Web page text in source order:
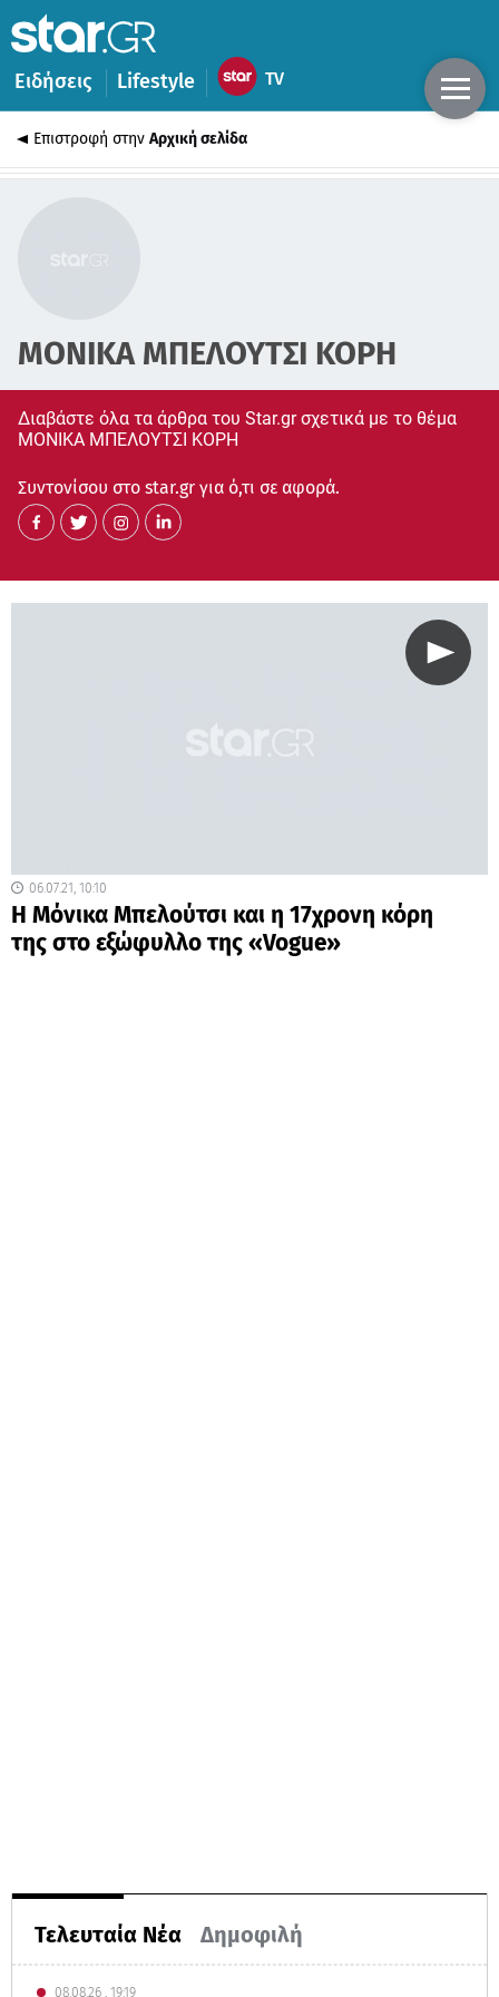
Ειδήσεις Lifestyle
Επιστροφή στην Αρχική σελίδα
ΜΟΝΙΚΑ ΜΠΕΛΟΥΤΣΙ ΚΟΡΗ
Διαβάστε όλα τα άρθρα του Star.gr σχετικά με το θέμα
ΜΟΝΙΚΑ ΜΠΕΛΟΥΤΣΙ ΚΟΡΗ
Συντονίσου στο star.gr για ό,τι σε αφορά.
06.07.21, 10:10
Η Μόνικα Μπελούτσι και η 17χρονη κόρη
της στο εξώφυλλο της «Vogue»
Τελευταία Νέα Δημοφιλή
08.08.26 , 19:19